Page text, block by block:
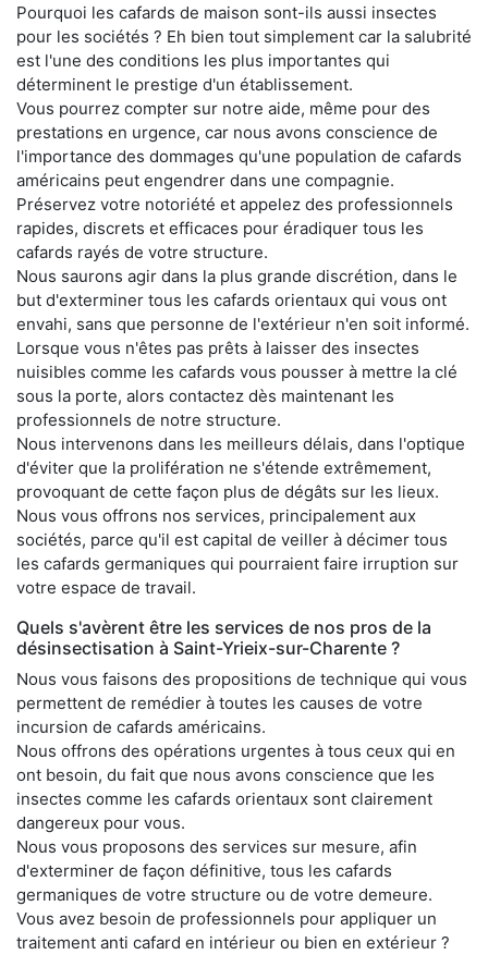
Pourquoi les cafards de maison sont-ils aussi insectes
pour les sociétés ? Eh bien tout simplement car la salubrité
est l'une des conditions les plus importantes qui
déterminent le prestige d'un établissement.
Vous pourrez compter sur notre aide, même pour des
prestations en urgence, car nous avons conscience de
l'importance des dommages qu'une population de cafards
américains peut engendrer dans une compagnie.
Préservez votre notoriété et appelez des professionnels
rapides, discrets et efficaces pour éradiquer tous les
cafards rayés de votre structure.
Nous saurons agir dans la plus grande discrétion, dans le
but d'exterminer tous les cafards orientaux qui vous ont
envahi, sans que personne de l'extérieur n'en soit informé.
Lorsque vous n'êtes pas prêts à laisser des insectes
nuisibles comme les cafards vous pousser à mettre la clé
sous la porte, alors contactez dès maintenant les
professionnels de notre structure.
Nous intervenons dans les meilleurs délais, dans l'optique
d'éviter que la prolifération ne s'étende extrêmement,
provoquant de cette façon plus de dégâts sur les lieux.
Nous vous offrons nos services, principalement aux
sociétés, parce qu'il est capital de veiller à décimer tous
les cafards germaniques qui pourraient faire irruption sur
votre espace de travail.
Quels s'avèrent être les services de nos pros de la
désinsectisation à Saint-Yrieix-sur-Charente ?
Nous vous faisons des propositions de technique qui vous
permettent de remédier à toutes les causes de votre
incursion de cafards américains.
Nous offrons des opérations urgentes à tous ceux qui en
ont besoin, du fait que nous avons conscience que les
insectes comme les cafards orientaux sont clairement
dangereux pour vous.
Nous vous proposons des services sur mesure, afin
d'exterminer de façon définitive, tous les cafards
germaniques de votre structure ou de votre demeure.
Vous avez besoin de professionnels pour appliquer un
traitement anti cafard en intérieur ou bien en extérieur ?